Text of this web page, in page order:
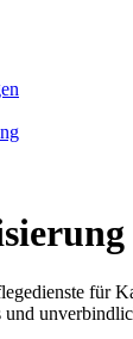
für